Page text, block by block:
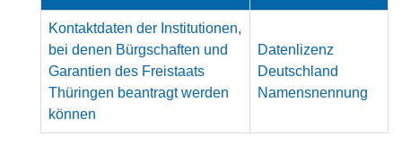
Kontaktdaten der Institutionen,
bei denen Bürgschaften und
Garantien des Freistaats
Thüringen beantragt werden
können
Datenlizenz
Deutschland
Namensnennung